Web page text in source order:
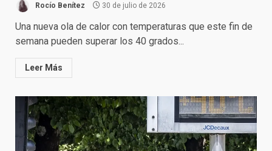
Rocío Benítez 30 de julio de 2026
Una nueva ola de calor con temperaturas que este fin de
semana pueden superar los 40 grados...
Leer Más